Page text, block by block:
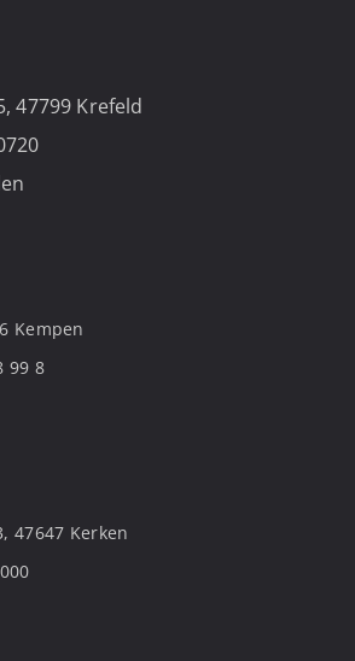
47799 Krefeld
Kempen
99 8
47647 Kerken